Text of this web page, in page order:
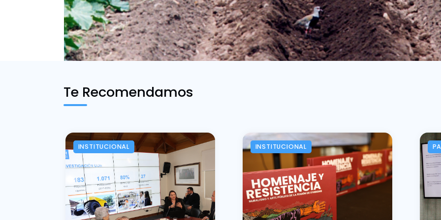
Te Recomendamos
INSTITUCIONAL INSTITUCIONAL